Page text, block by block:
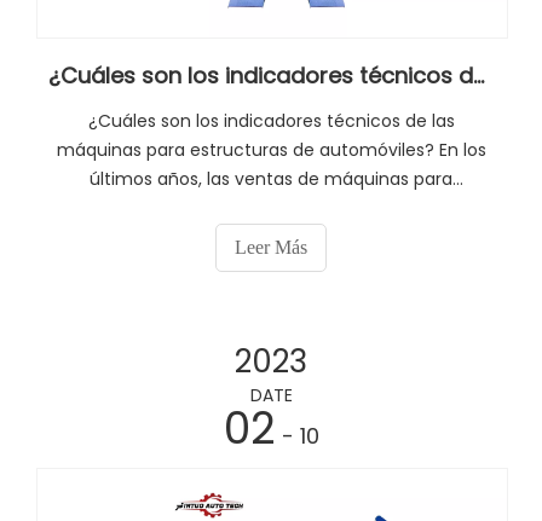
¿Cuáles son los indicadores técnicos de las máquinas de estructura de automóviles?
¿Cuáles son los indicadores técnicos de las
máquinas para estructuras de automóviles? En los
últimos años, las ventas de máquinas para
aumentado año tras año. El corrector de vigas no
solo puede proporcionar una calidad de
Leer Más
2023
DATE
02 - 10